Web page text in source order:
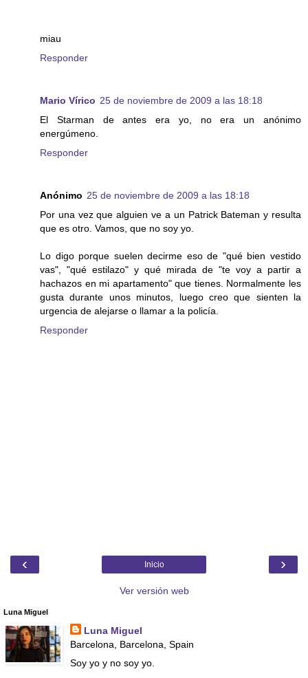
miau
Responder
Mario Vírico 25 de noviembre de 2009 a las 18:18
El Starman de antes era yo, no era un anónimo
energúmeno.
Responder
Anónimo 25 de noviembre de 2009 a las 18:18
Por una vez que alguien ve a un Patrick Bateman y resulta
que es otro. Vamos, que no soy yo.
Lo digo porque suelen decirme eso de "qué bien vestido
vas", "qué estilazo" y qué mirada de "te voy a partir a
hachazos en mi apartamento" que tienes. Normalmente les
gusta durante unos minutos, luego creo que sienten la
urgencia de alejarse o llamar a la policía.
Responder
‹ ›
Inicio
Ver versión web
Luna Miguel
Luna Miguel
Barcelona, Barcelona, Spain
Soy yo y no soy yo.